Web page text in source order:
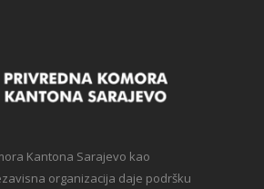
Kantona Sarajevo kao
organizacija daje podršku